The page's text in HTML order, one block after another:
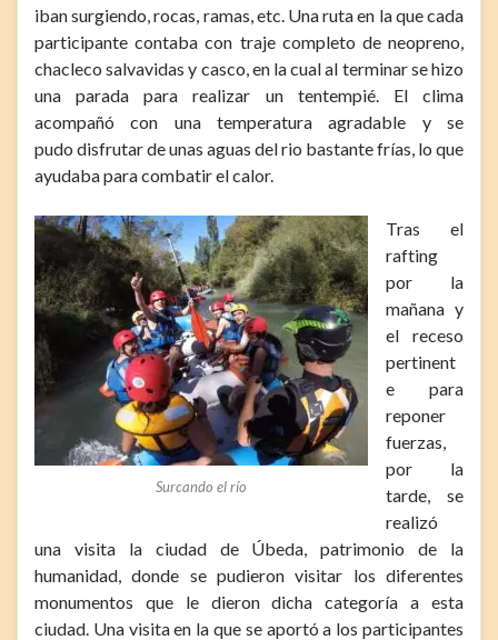
iban surgiendo, rocas, ramas, etc. Una ruta en la que cada
participante contaba con traje completo de neopreno,
chacleco salvavidas y casco, en la cual al terminar se hizo
una parada para realizar un tentempié. El clima
acompañó con una temperatura agradable y se
pudo disfrutar de unas aguas del rio bastante frías, lo que
ayudaba para combatir el calor.
Surcando el río
Tras el
rafting
por la
mañana y
el receso
pertinent
e para
reponer
fuerzas,
por la
tarde, se
realizó
una visita la ciudad de Úbeda, patrimonio de la
humanidad, donde se pudieron visitar los diferentes
monumentos que le dieron dicha categoría a esta
ciudad. Una visita en la que se aportó a los participantes